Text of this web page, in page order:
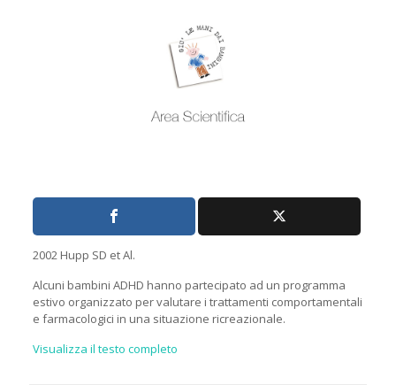
2002 Hupp SD et Al.
Alcuni bambini ADHD hanno partecipato ad un programma
estivo organizzato per valutare i trattamenti comportamentali
e farmacologici in una situazione ricreazionale.
Visualizza il testo completo